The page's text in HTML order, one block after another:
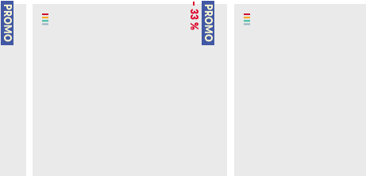
PROMO PROMO
– 33 %